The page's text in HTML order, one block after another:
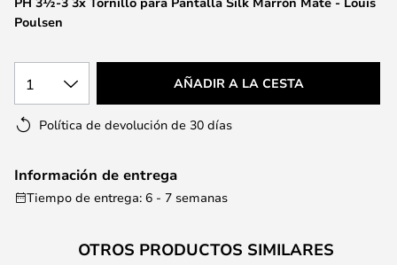
galería
Poulsen
1 AÑADIR A LA CESTA
Política de devolución de 30 días
Información de entrega
Tiempo de entrega: 6 - 7 semanas
OTROS PRODUCTOS SIMILARES